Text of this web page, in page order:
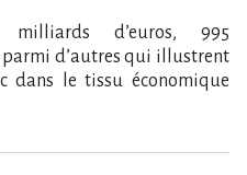
d’euros, 995
d’autres qui illustrent
dans le tissu économique